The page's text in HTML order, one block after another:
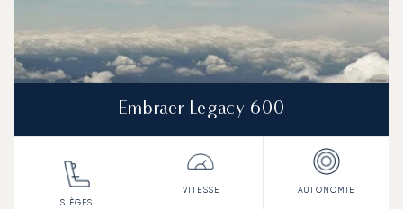
Embraer Legacy 600